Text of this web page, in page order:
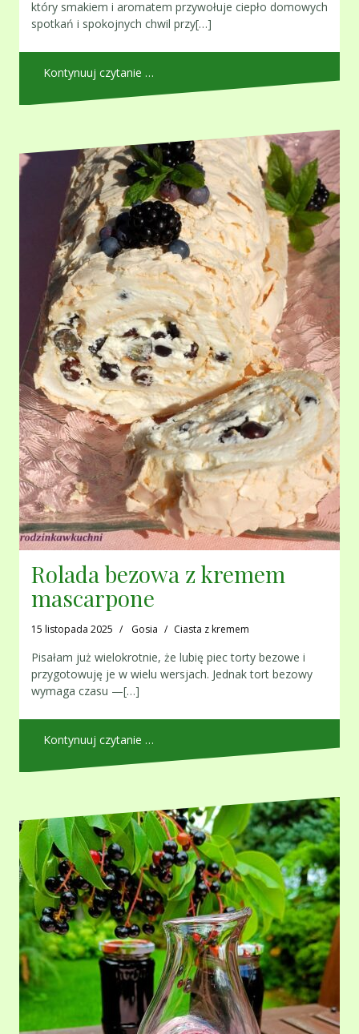
który smakiem i aromatem przywołuje ciepło domowych
spotkań i spokojnych chwil przy[…]
Kontynuuj czytanie …
Rolada bezowa z kremem
mascarpone
15 listopada 2025 Gosia Ciasta z kremem
Pisałam już wielokrotnie, że lubię piec torty bezowe i
przygotowuję je w wielu wersjach. Jednak tort bezowy
wymaga czasu —[…]
Kontynuuj czytanie …